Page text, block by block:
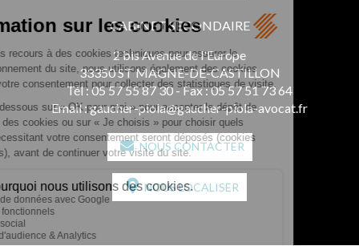
CABINET SECONDAIRE
2 bis Avenue de l'Europe
33350 ST MAGNE-DE-CASTILLON
Tél : 05 57 55 87 30 - Fax : 05 57 51 73 64
Email :gaucher-piola@gaucher-piola-avocat.fr
NOUS CONTACTER
NOUS LOCALISER